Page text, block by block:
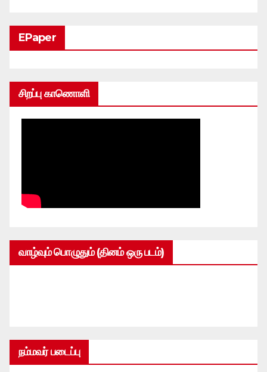
EPaper
சிறப்பு காணொளி
வாழ்வும் பொழுதும் (தினம் ஒரு படம்)
நம்மவர் படைப்பு